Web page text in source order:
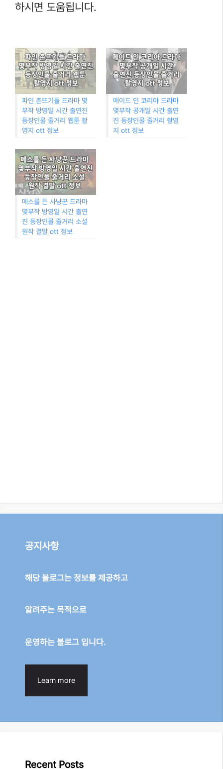
하시면 도움됩니다.
파인 촌뜨기들 드라마 몇
부작 방영일 시간 출연진
등장인물 줄거리 웹툰 촬
영지 ott 정보
메이드 인 코리아 드라마
몇부작 공개일 시간 출연
진 등장인물 줄거리 촬영
지 ott 정보
메스를 든 사냥꾼 드라마
몇부작 방영일 시간 출연
진 등장인물 줄거리 소설
원작 결말 ott 정보
공지사항
해당 블로그는 정보를 제공하고
알려주는 목적으로
운영하는 블로그 입니다.
Learn more
Recent Posts